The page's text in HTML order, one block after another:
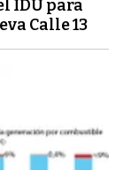
IDU para
Calle 13